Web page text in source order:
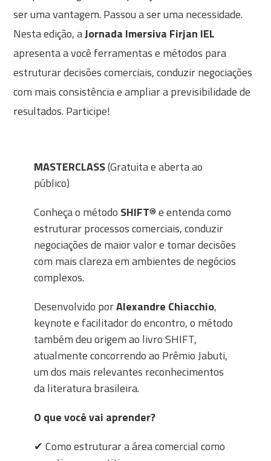
ser uma vantagem. Passou a ser uma necessidade.
Nesta edição, aJornada Imersiva Firjan IEL
apresenta a você ferramentas e métodos para
estruturar decisões comerciais, conduzir negociações
com mais consistência e ampliar a previsibilidade de
resultados. Participe!
MASTERCLASS(Gratuita e aberta ao
público)
Conheça o método SHIFT® e entenda como
estruturar processos comerciais, conduzir
negociações de maior valor e tomar decisões
com mais clareza em ambientes de negócios
complexos.
Desenvolvido porAlexandre Chiacchio,
keynote e facilitador do encontro, o método
também deu origem ao livro SHIFT,
atualmente concorrendo ao Prêmio Jabuti,
um dos mais relevantes reconhecimentos
da literatura brasileira.
O que você vai aprender?
✔ Como estruturar a área comercial como